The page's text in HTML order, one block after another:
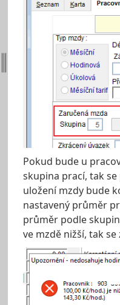
Pokud bude u
skupina prací, tak
uložení mzdy bude
nastavený průměr
průměr podle
ve mzdě nižší, tak